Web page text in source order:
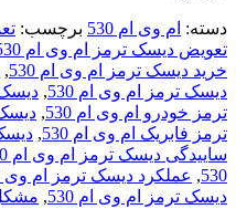
دسته: ام وی ام 530 برچسب:
تعویض دیسک ترمز ام وی ام 530
خرید دیسک ترمز ام وی ام 530
,
دیسک ترمز ام وی ام 530
, دیسک
ترمز خودرو ام وی ام 530
,
ترمز فابریک ام وی ام 530
,
ساییدگی دیسک ترمز ام وی ام 530
530
, عملکرد دیسک ترمز ام وی ام
دیسک ترمز ام وی ام 530
, مشکل